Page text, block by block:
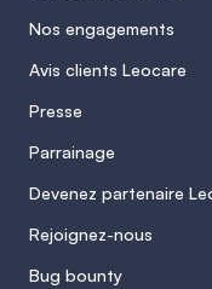
Nos engagements
Avis clients Leocare
Presse
Parrainage
Devenez partenaire
Rejoignez-nous
Bug bounty